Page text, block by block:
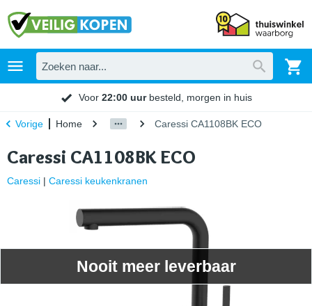
Voor 22:00 uurbesteld, morgen in huis
Vorige Home Caressi CA1108BK ECO
Caressi CA1108BK ECO
Caressi | Caressi keukenkranen
Nooit meer leverbaar